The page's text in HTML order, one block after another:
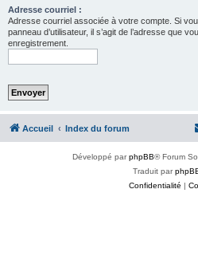
Adresse courriel :
Adresse courriel associée à votre compte. Si
panneau d’utilisateur, il s’agit de l’adresse que
enregistrement.
Accueil Index du forum
Développé parphpBB® Forum
Traduit par
Confidentialité |